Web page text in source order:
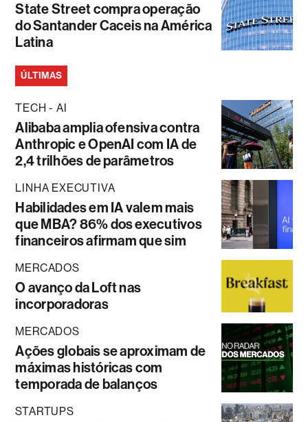
State Street compra operação
do Santander Caceis na América
Latina
ÚLTIMAS
TECH - AI
Alibaba amplia ofensiva contra
Anthropic e OpenAI com IA de
2,4 trilhões de parâmetros
LINHA EXECUTIVA
Habilidades em IA valem mais
que MBA? 86% dos executivos
financeiros afirmam que sim
MERCADOS
O avanço da Loft nas
incorporadoras
MERCADOS
Ações globais se aproximam de
máximas históricas com
temporada de balanços
STARTUPS